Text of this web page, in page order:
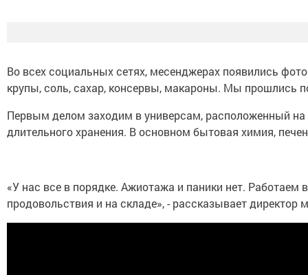
Во всех социальных сетях, месенджерах появились
крупы, соль, сахар, консервы, макароны. Мы прошлись
Первым делом заходим в универсам, расположенный на
длительного хранения. В основном бытовая химия,
«У нас все в порядке. Ажиотажа и паники нет.
продовольствия и на складе», - рассказывает директор